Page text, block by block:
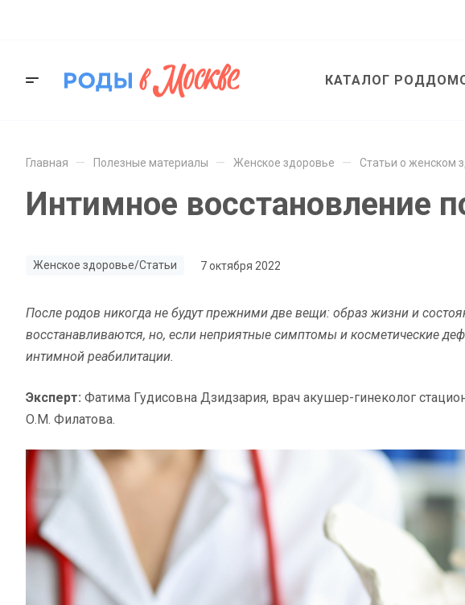
КАТАЛОГ
Главная — Полезные материалы — Женское здоровье — Статьи о женском
Интимное восстановление
Женское здоровье/Статьи 7 октября 2022
После родов никогда не будут прежними две вещи: образ жизни и
восстанавливаются, но, если неприятные симптомы и косметические
интимной реабилитации.
Эксперт: Фатима Гудисовна Дзидзария, врач акушер-гинеколог
О.М. Филатова.